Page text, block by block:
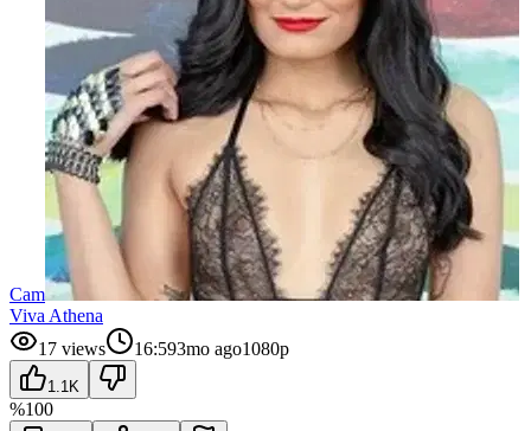
Cam
Viva Athena
17 views 16:593mo ago1080p
1.1K
%100